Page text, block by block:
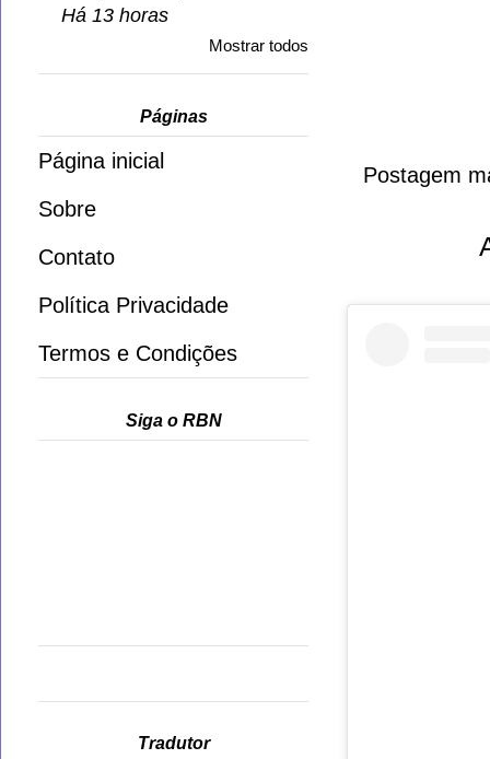
Postagem
Há 13 horas
Mostrar todos
Páginas
Página inicial
Sobre
Contato
Política Privacidade
Termos e Condições
Siga o RBN
Tradutor